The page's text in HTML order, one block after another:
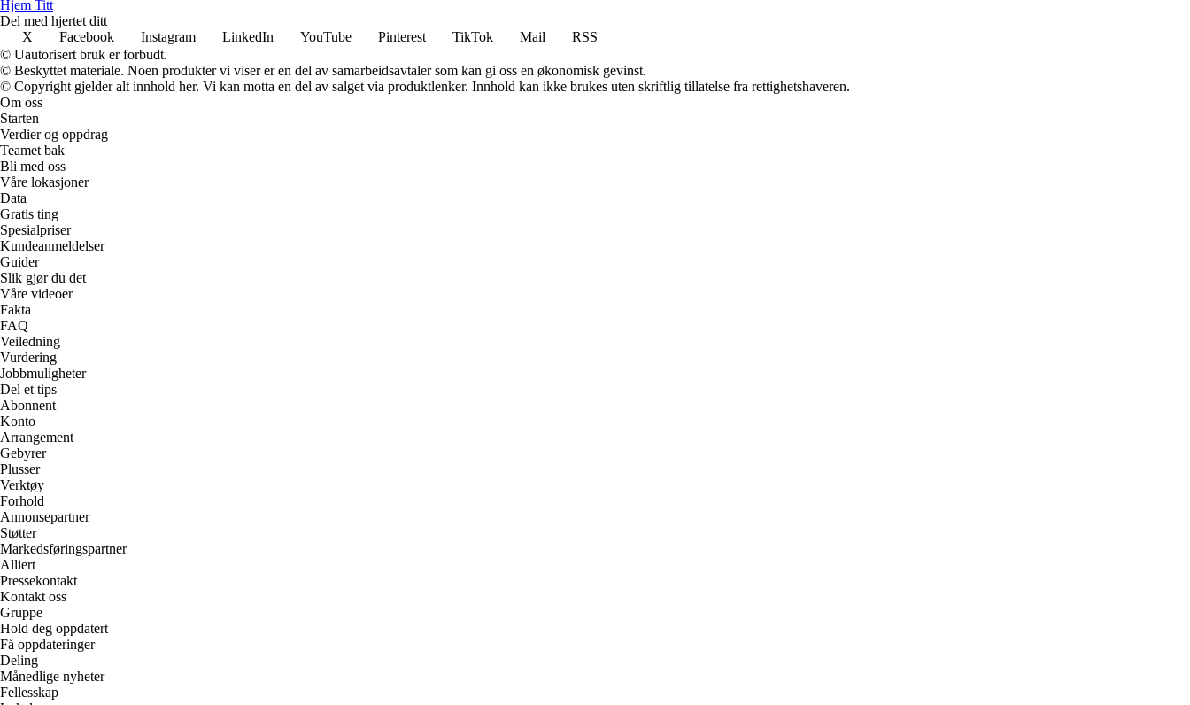
Hjem Titt
Del med hjertet ditt
X
Facebook Instagram LinkedIn YouTube Pinterest TikTok Mail
RSS
© Uautorisert bruk er forbudt.
© Beskyttet materiale. Noen produkter vi viser er en del av samarbeidsavtaler som kan gi oss en økonomisk gevinst.
© Copyright gjelder alt innhold her. Vi kan motta en del av salget via produktlenker. Innhold kan ikke brukes uten skriftlig tillatelse fra rettighetshaveren.
Om oss
Starten
Verdier og oppdrag
Teamet bak
Bli med oss
Våre lokasjoner
Data
Gratis ting
Spesialpriser
Kundeanmeldelser
Guider
Slik gjør du det
Våre videoer
Fakta
FAQ
Veiledning
Vurdering
Jobbmuligheter
Del et tips
Abonnent
Konto
Arrangement
Gebyrer
Plusser
Verktøy
Forhold
Annonsepartner
Støtter
Markedsføringspartner
Alliert
Pressekontakt
Kontakt oss
Gruppe
Hold deg oppdatert
Få oppdateringer
Deling
Månedlige nyheter
Fellesskap